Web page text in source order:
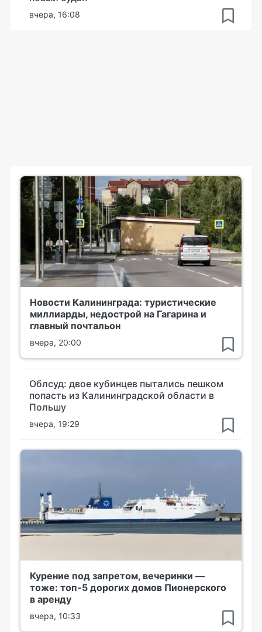
вчера, 16:08
Новости Калининграда: туристические
миллиарды, недострой на Гагарина и
главный почтальон
вчера, 20:00
Облсуд: двое кубинцев пытались пешком
попасть из Калининградской области в
Польшу
вчера, 19:29
Курение под запретом, вечеринки —
тоже: топ-5 дорогих домов Пионерского
в аренду
вчера, 10:33